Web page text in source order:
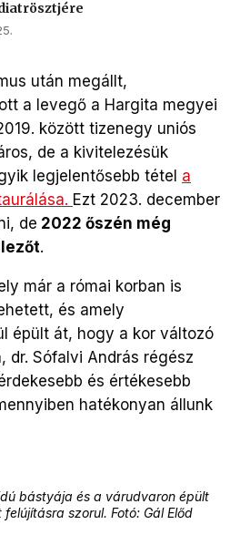
után megállt,
a levegő a Hargita megyei
között tizenegy uniós
de a kivitelezésük
legjelentősebb tétel a
. Ezt 2023. december
de 2022 őszén még
.
már a római korban is
és amely
épült át, hogy a kor változó
dr. Sófalvi András régész
és értékesebb
hatékonyan állunk
bástyája és a várudvaron épült
szorul. Fotó: Gál Előd